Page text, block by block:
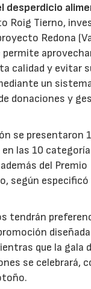
desperdicio
Roig Tierno,
Redona
permite
calidad y evitar
un
donaciones y
se presentaron
las 10
del Premio
según especificó
tendrán
que la gala
se celebrará,